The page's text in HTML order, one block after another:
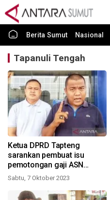
Berita Sumut Nasional
Tapanuli Tengah
Ketua DPRD Tapteng
sarankan pembuat isu
pemotongan gaji ASN
bertobat
Sabtu, 7 Oktober 2023